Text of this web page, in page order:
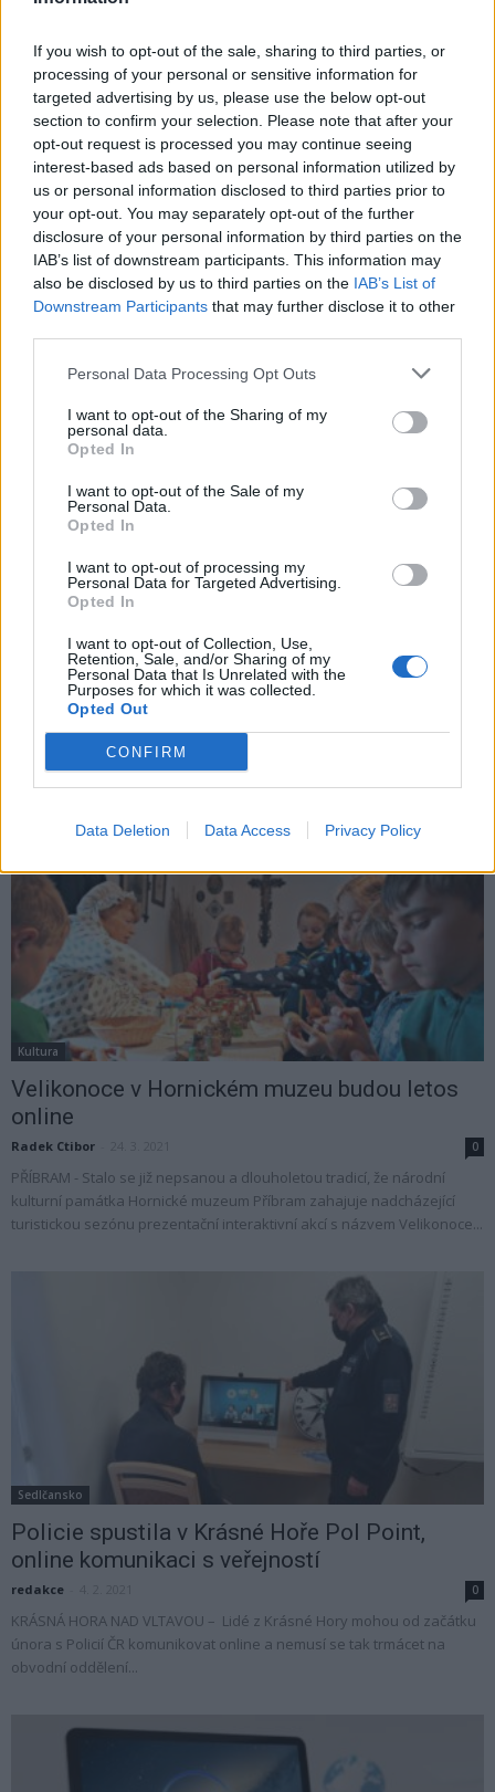
If you wish to opt-out of the sale, sharing to third parties, or
processing of your personal or sensitive information for
targeted advertising by us, please use the below opt-out
section to confirm your selection. Please note that after your
opt-out request is processed you may continue seeing
interest-based ads based on personal information utilized by
us or personal information disclosed to third parties prior to
your opt-out. You may separately opt-out of the further
disclosure of your personal information by third parties on the
IAB’s list of downstream participants. This information may
also be disclosed by us to third parties on the IAB’s List of
Downstream Participants that may further disclose it to other
Personal Data Processing Opt Outs
I want to opt-out of the Sharing of my
personal data.
Opted In
I want to opt-out of the Sale of my
Personal Data.
Opted In
I want to opt-out of processing my
Personal Data for Targeted Advertising.
Opted In
I want to opt-out of Collection, Use,
Retention, Sale, and/or Sharing of my
Personal Data that Is Unrelated with the
Purposes for which it was collected.
Opted Out
CONFIRM
Data Deletion Data Access Privacy Policy
Rožmitálsko
Rožmitalský Velikonoční strom vzniká za
online pomoci
redakce 3. 4. 2021
ROŽMITÁL POD TŘEMŠÍNEM - Podobně jako Hornické muzeum Příbram
tak i Podbdské muzeum v Rožmitále připravilo akce na letošní
Velikonoce online. Zájemci tak rozhodně...
O havířské Velikonoce veřejnost nepřijde, jen
budou opět online
Radek Ctibor 31. 3. 2021
PŘÍBRAM - V letošním roce se vzhledem k epidemiologické situaci
nemůže uskutečnit tradiční akce s názvem Velikonoce v hornickém
Kultura
Velikonoce v Hornickém muzeu budou letos
online
Radek Ctibor 0
PŘÍBRAM - Stalo se již nepsanou a dlouholetou tradicí, že národní
kulturní památka Hornické muzeum Příbram zahajuje nadcházející
turistickou sezónu prezentační interaktivní akcí s názvem Velikonoce...
Sedlčansko
Policie spustila v Krásné Hoře Pol Point,
online komunikaci s veřejností
redakce 0
KRÁSNÁ HORA NAD VLTAVOU – Lidé z Krásné Hory mohou od začátku
února s Policií ČR komunikovat online a nemusí se tak trmácet na
obvodní oddělení...